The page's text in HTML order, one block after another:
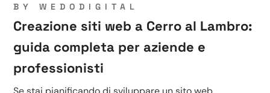
BYWEDODIGITAL
Creazione siti web a Cerro al Lambro:
guida completa per aziende e
professionisti